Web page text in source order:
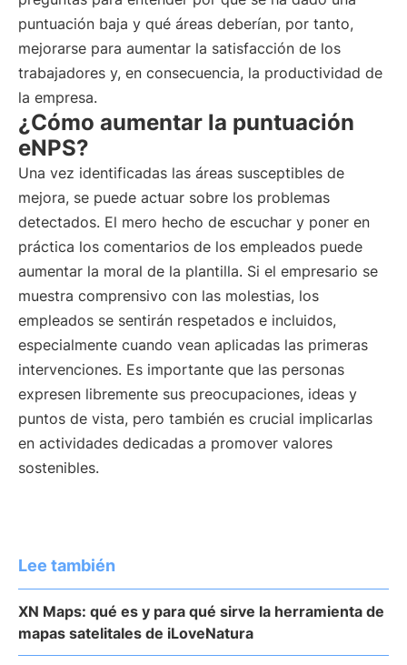
puntuación baja y qué áreas deberían, por tanto,
mejorarse para aumentar la satisfacción de los
trabajadores y, en consecuencia, la productividad de
la empresa.
¿Cómo aumentar la puntuación
eNPS?
Una vez identificadas las áreas susceptibles de
mejora, se puede actuar sobre los problemas
detectados. El mero hecho de escuchar y poner en
práctica los comentarios de los empleados puede
aumentar la moral de la plantilla. Si el empresario se
muestra comprensivo con las molestias, los
empleados se sentirán respetados e incluidos,
especialmente cuando vean aplicadas las primeras
intervenciones. Es importante que las personas
expresen libremente sus preocupaciones, ideas y
puntos de vista, pero también es crucial implicarlas
en actividades dedicadas a promover valores
sostenibles.
Lee también
XN Maps: qué es y para qué sirve la herramienta de
mapas satelitales de iLoveNatura